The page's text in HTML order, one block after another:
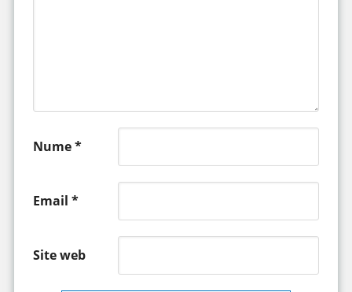
Nume*
Email *
Site web